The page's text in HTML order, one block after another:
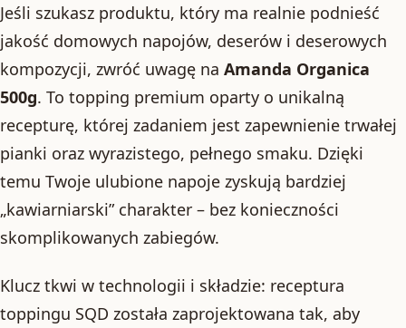
Jeśli szukasz produktu, który ma realnie podnieść
jakość domowych napojów, deserów i deserowych
kompozycji, zwróć uwagę na Amanda Organica
500g. To topping premium oparty o unikalną
recepturę, której zadaniem jest zapewnienie trwałej
pianki oraz wyrazistego, pełnego smaku. Dzięki
temu Twoje ulubione napoje zyskują bardziej
„kawiarniarski” charakter – bez konieczności
skomplikowanych zabiegów.
Klucz tkwi w technologii i składzie: receptura
toppingu SQD została zaprojektowana tak, aby